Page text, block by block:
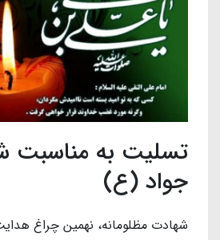
تسلیت به مناسبت
جواد (ع)
شهادت مظلومانه، نهمین چراغ